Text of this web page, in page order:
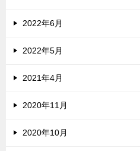
2022年6月
2022年5月
2021年4月
2020年11月
2020年10月